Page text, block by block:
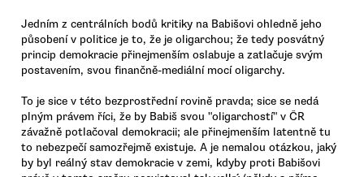
Jedním z centrálních bodů kritiky na Babišovi ohledně jeho
působení v politice je to, že je oligarchou; že tedy posvátný
princip demokracie přinejmenším oslabuje a zatlačuje svým
postavením, svou finančně-mediální mocí oligarchy.
To je sice v této bezprostřední rovině pravda; sice se nedá
plným právem říci, že by Babiš svou "oligarchostí" v ČR
závažně potlačoval demokracii; ale přinejmenším latentně tu
to nebezpečí samozřejmě existuje. A je nemalou otázkou, jaký
by byl reálný stav demokracie v zemi, kdyby proti Babišovi